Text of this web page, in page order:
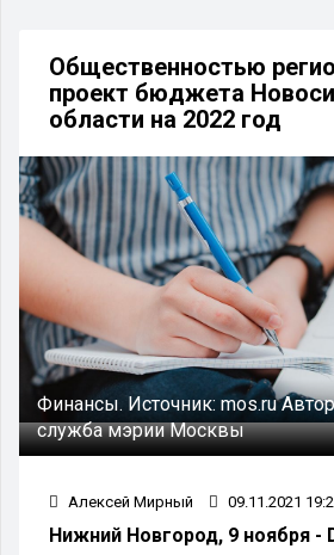
Общественностью
проект бюджета
области на 2022 год
Финансы. Источник: mos.ru
служба мэрии Москвы
Алексей Мирный 09.11.2021
Нижний Новгород, 9 ноября -